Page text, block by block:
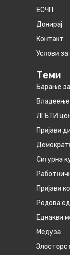
ЕСЧП
Донирај
Контакт
Услови
Теми
Барање
ЛГБТИ
Пријави
Сигурна
Пријави
Родова
Eднакви
Медуза